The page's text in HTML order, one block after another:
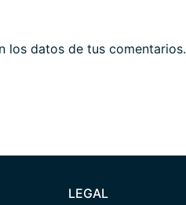
los datos de tus comentarios.
LEGAL